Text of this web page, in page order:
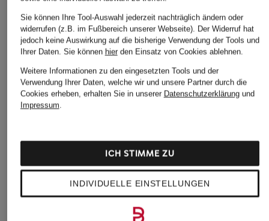
STROKESMAN'S
Barbour
STROKESMAN'S
Sie können Ihre Tool-Auswahl jederzeit nachträglich ändern oder
widerrufen (z.B. im Fußbereich unserer Webseite). Der Widerruf hat
jedoch keine Auswirkung auf die bisherige Verwendung der Tools und
Ihrer Daten. Sie können hierden Einsatz von Cookies ablehnen.
Weitere Informationen zu den eingesetzten Tools und der
Verwendung Ihrer Daten, welche wir und unsere Partner durch die
Cookies erheben, erhalten Sie in unserer Datenschutzerklärungund
Impressum.
INDIVIDUELLE EINSTELLUNGEN
ICH STIMME ZU